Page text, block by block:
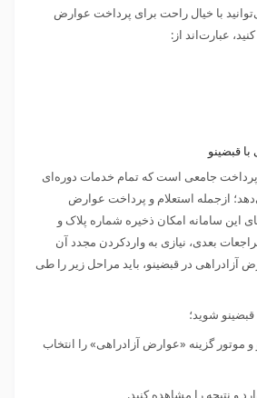
با خیال راحت برای پرداخت عوارض
عبارت‌اند از:
قبضینو
پرداخت جامعی است که تمام خدمات دوره‌ای
ازجمله استعلام و پرداخت عوارض
این سامانه امکان ذخیره شماره پلاک و
بعدی، نیازی به واردکردن مجدد آن
آزادراهی در قبضینو، باید مراحل زیر را طی
موتور گزینه «عوارض آزادراهی» را انتخاب